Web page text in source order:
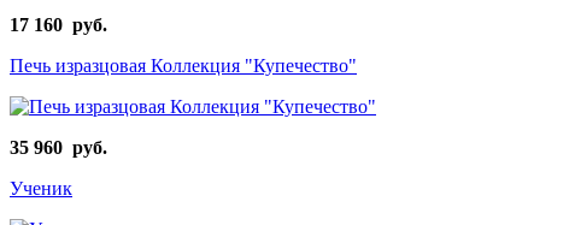
17 160 руб.
Печь изразцовая Коллекция "Купечество"
35 960 руб.
Ученик